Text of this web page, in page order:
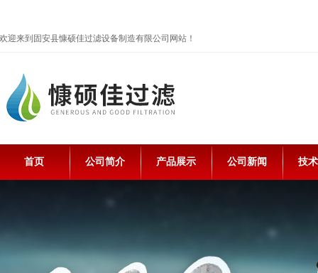
欢迎来到固安县慷硕佳过滤设备制造有限公司网站！
首页 公司简介 产品展示 公司新闻 技